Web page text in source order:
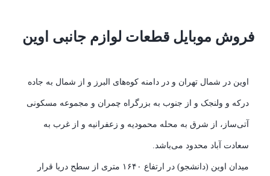
فروش موبایل قطعات لوازم جانبی اوین
اوین در شمال تهران و در دامنه کوه‌های البرز و از شمال به جاده
درکه و ولنجک و از جنوب به بزرگراه چمران و مجموعه مسکونی
آتی‌ساز، از شرق به محله محمودیه و زعفرانیه و از غرب به
سعادت آباد محدود می‌باشد.
میدان اوین (دانشجو) در ارتفاع ۱۶۴۰ متری از سطح دریا قرار